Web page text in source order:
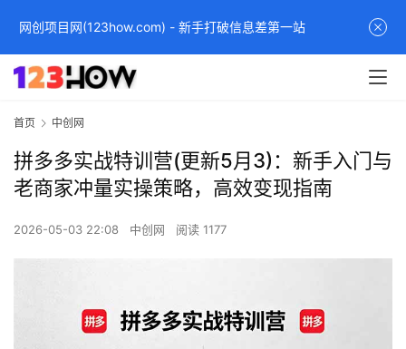
首页 中创网
拼多多实战特训营(更新5月3)：新手入门与
老商家冲量实操策略，高效变现指南
2026-05-03 22:08 中创网 阅读 1177
网创项目网(123how.com) - 新手打破信息差第一站